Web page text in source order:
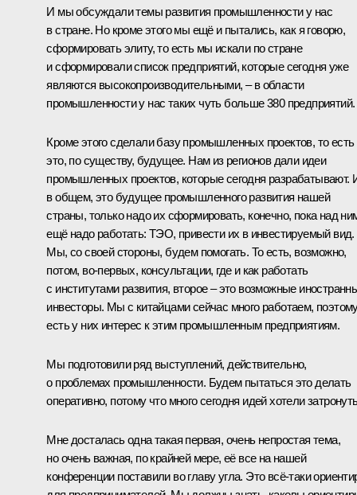
И мы обсуждали темы развития промышленности у нас
в стране. Но кроме этого мы ещё и пытались, как я говорю,
сформировать элиту, то есть мы искали по стране
и сформировали список предприятий, которые сегодня уже
являются высокопроизводительными, – в области
промышленности у нас таких чуть больше 380 предприятий.
Кроме этого сделали базу промышленных проектов, то есть
это, по существу, будущее. Нам из регионов дали идеи
промышленных проектов, которые сегодня разрабатывают.
в общем, это будущее промышленного развития нашей
страны, только надо их сформировать, конечно, пока над
ещё надо работать: ТЭО, привести их в инвестируемый вид.
Мы, со своей стороны, будем помогать. То есть, возможно,
потом, во‑первых, консультации, где и как работать
с институтами развития, второе – это возможные
инвесторы. Мы с китайцами сейчас много работаем,
есть у них интерес к этим промышленным предприятиям.
Мы подготовили ряд выступлений, действительно,
о проблемах промышленности. Будем пытаться это делать
оперативно, потому что много сегодня идей хотели
Мне досталась одна такая первая, очень непростая тема,
но очень важная, по крайней мере, её все на нашей
конференции поставили во главу угла. Это всё‑таки